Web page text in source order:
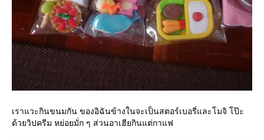
เราแวะกินขนมกัน ของอิฉันข้างในจะเป็นสตอร์เบอรี่และโมจิ โป๊ะ
ด้วยวิปครีม หย่อยมั่ก ๆ ส่วนอาเฮียกินแต่กาแฟ